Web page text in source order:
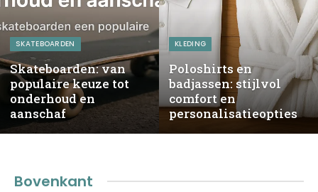
SKATEBOARDEN
Skateboarden: van
populaire keuze tot
onderhoud en
aanschaf
KLEDING
Poloshirts en
badjassen: stijlvol
comfort en
personalisatieopties
Bovenkant